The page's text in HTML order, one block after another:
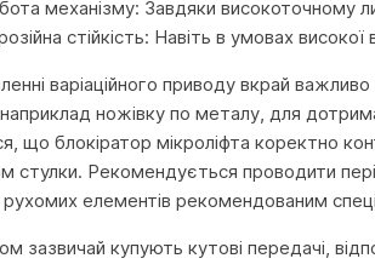
механізму: Завдяки високоточному
стійкість: Навіть в умовах
варіаційного приводу вкрай
ножівку по металу, для
що блокіратор мікроліфта коректно
стулки. Рекомендується проводити
елементів рекомендованим
зазвичай купують кутові передачі,